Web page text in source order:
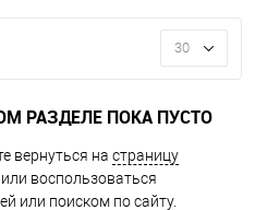
30
РАЗДЕЛЕ ПОКА ПУСТО
вернуться на страницу
или воспользоваться
или поиском по сайту.